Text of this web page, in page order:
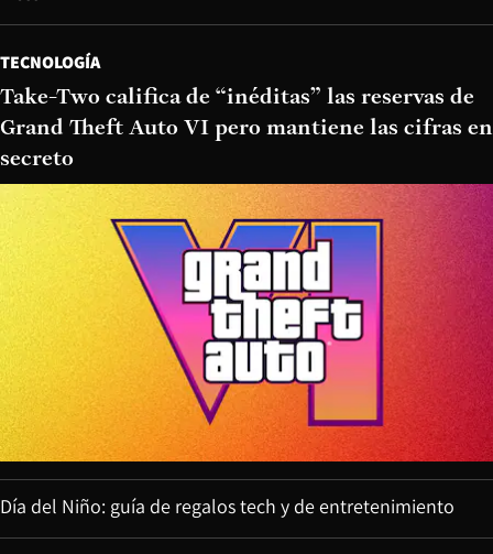
TECNOLOGÍA
Take-Two califica de “inéditas” las reservas de
Grand Theft Auto VI pero mantiene las cifras en
secreto
Día del Niño: guía de regalos tech y de entretenimiento